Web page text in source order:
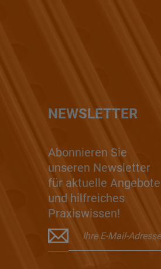
NEWSLETTER
Abonnieren Sie
unseren Newsletter
für aktuelle Angebote
und hilfreiches
Praxiswissen!